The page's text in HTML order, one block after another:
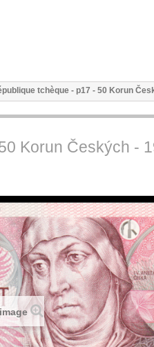
tchèque - p17 - 50 Korun
Korun Českých -